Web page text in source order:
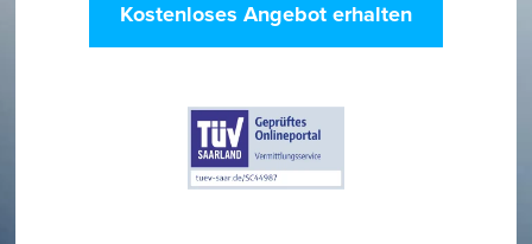
Kostenloses Angebot erhalten